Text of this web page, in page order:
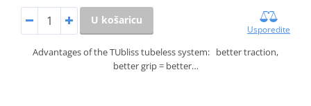
U košaricu
Usporedite
Advantages of the TUbliss tubeless system: better traction,
better grip = better…